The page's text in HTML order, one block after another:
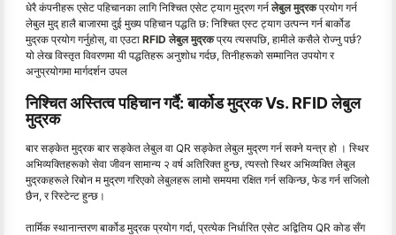
धेरै कंपनीहरू एसेट पहिचानका लागि निश्चित एसेट ट्याग मुद्रण गर्न लेबुल मुद्रकप्रयोग गर्न
लेबुल मुद् हालै बाजारमा दुई मुख्य पहिचान पद्धति छ: निश्चित एस्ट ट्याग उत्पन्न गर्न बार्कोड
मुद्रक प्रयोग गर्नुहोस्, वा एउटा RFID लेबुल मुद्रकप्रय त्यसपछि, हामीले कसैले रोज्नु पर्छ?
यो लेख विस्तृत विवरणमा यी पद्धतिहरू अनुशोध गर्दछ, तिनीहरूको सम्मानित उपयोग र
अनुप्रयोगमा मार्गदर्शन उपल
निश्चित अस्तित्व पहिचान गर्दै: बार्कोड मुद्रक Vs. RFID लेबुल
मुद्रक
बार सङ्केत मुद्रक बार सङ्केत लेबुल वा QR सङ्केत लेबुल मुद्रण गर्न सक्ने यन्त्र हो । स्थिर
अभिव्यक्तिहरूको सेवा जीवन सामान्य २ वर्ष अतिरिक्त हुन्छ, त्यस्तो स्थिर अभिव्यक्ति लेबुल
मुद्रकहरूले रिबोन म मुद्रण गरिएको लेबुलहरू लामो समयमा रक्षित गर्न सकिन्छ, फेड गर्न सजिलो
छैन, र रिस्टेन्ट हुन्छ।
तार्मिक स्थानान्तरण बार्कोड मुद्रक प्रयोग गर्दा, प्रत्येक निर्धारित एसेट अद्वितिय QR कोड सँग